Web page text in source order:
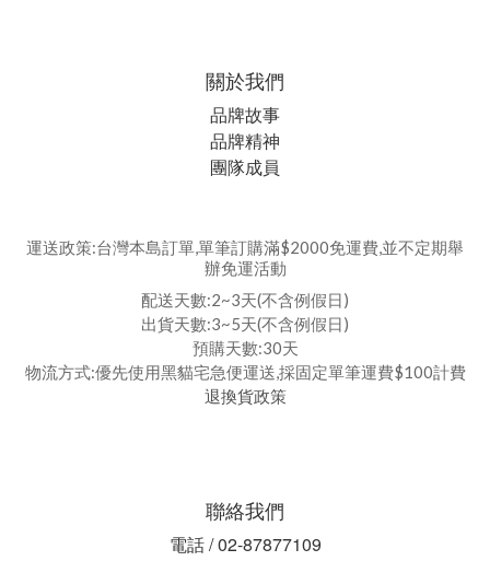
關於我們
品牌故事
品牌精神
團隊成員
運送政策:台灣本島訂單,單筆訂購滿$2000免運費,並不定期舉
辦免運活動
配送天數:2~3天(不含例假日)
出貨天數:3~5天(不含例假日)
預購天數:30天
物流方式:優先使用黑貓宅急便運送,採固定單筆運費$100計費
退換貨政策
聯絡我們
電話 / 02-87877109